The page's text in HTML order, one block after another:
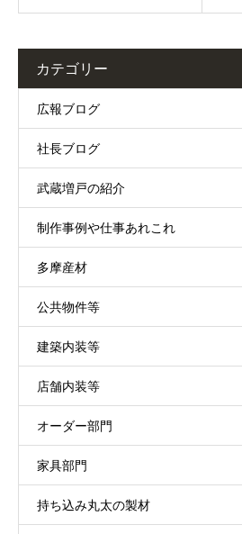
カテゴリー
広報ブログ
社長ブログ
武蔵増戸の紹介
制作事例や仕事あれこれ
多摩産材
公共物件等
建築内装等
店舗内装等
オーダー部門
家具部門
持ち込み丸太の製材